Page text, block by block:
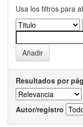
Usa los filtros para
Resultados por
Autor/registro